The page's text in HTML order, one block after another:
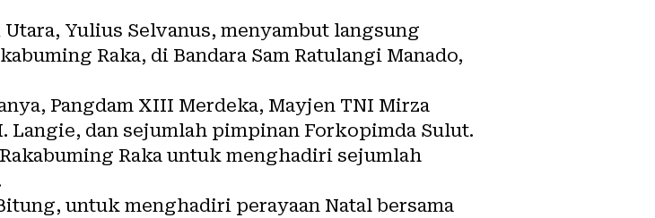
Yulius Selvanus, menyambut langsung
Raka, di Bandara Sam Ratulangi Manado,
Pangdam XIII Merdeka, Mayjen TNI Mirza
Langie, dan sejumlah pimpinan Forkopimda Sulut.
Raka untuk menghadiri sejumlah
untuk menghadiri perayaan Natal bersama